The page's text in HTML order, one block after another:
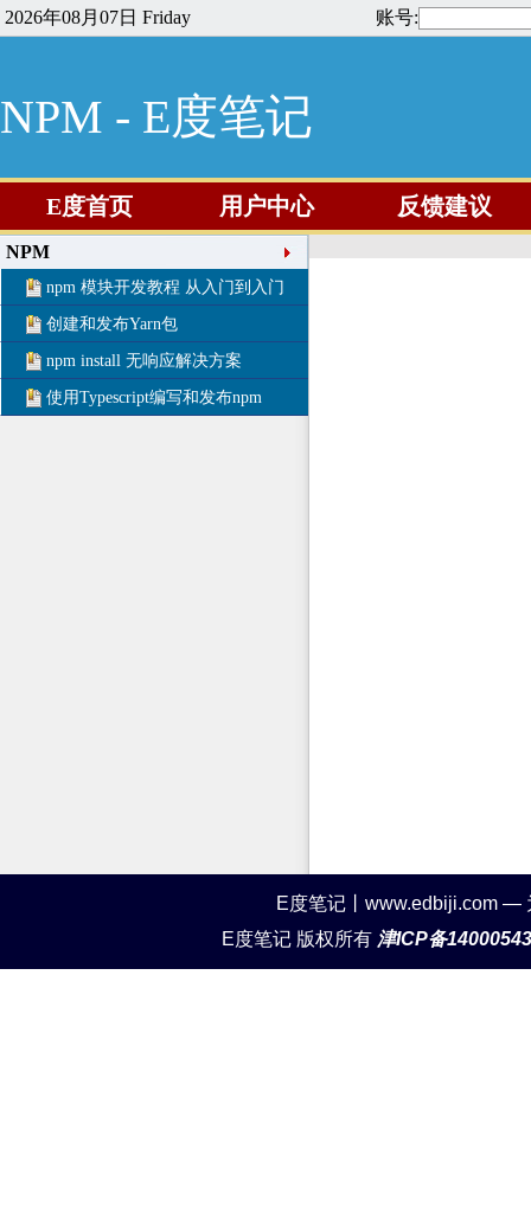
2026年08月07日 Friday 账号:
NPM - E度笔记
E度首页 用户中心 反馈建议
NPM
npm 模块开发教程 从入门到入门
创建和发布Yarn包
npm install 无响应解决方案
使用Typescript编写和发布npm
E度笔记丨www.edbiji.com
E度笔记 版权所有 津ICP备